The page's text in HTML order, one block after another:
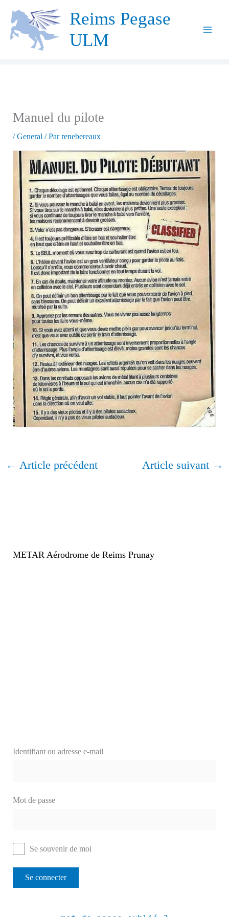
contenu
Reims Pegase
ULM
Manuel du pilote
/General / Parrenebereaux
← Article précédent Article suivant →
METAR Aérodrome de Reims Prunay
Identifiant ou adresse e-mail
Mot de passe
Se souvenir de moi